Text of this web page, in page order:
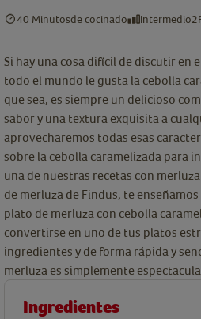
40 Minutosde cocinado Intermedio2
Si hay una cosa difícil de discutir en
todo el mundo le gusta la cebolla
que sea, es siempre un delicioso
sabor y una textura exquisita a
aprovecharemos todas esas
sobre la cebolla caramelizada para
una de nuestras recetas con
de merluza de Findus, te
plato de merluza con cebolla
convertirse en uno de tus platos
ingredientes y de forma rápida y
merluza es simplemente
Ingredientes